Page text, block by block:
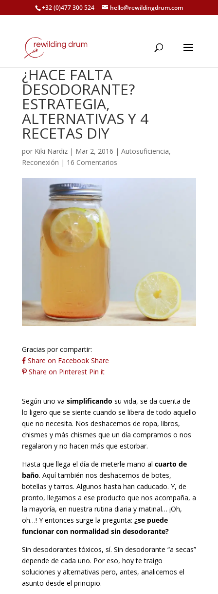
+32 (0)477 300 524 hello@rewildingdrum.com
¿HACE FALTA
DESODORANTE?
ESTRATEGIA,
ALTERNATIVAS Y 4
RECETAS DIY
por Kiki Nardiz| Mar 2, 2016 | Autosuficiencia,
Reconexión | 16 Comentarios
Gracias por compartir:
Share on Facebook Share
Share on Pinterest Pin it
Según uno va simplificando su vida, se da cuenta de
lo ligero que se siente cuando se libera de todo aquello
que no necesita. Nos deshacemos de ropa, libros,
chismes y más chismes que un día compramos o nos
regalaron y no hacen más que estorbar.
Hasta que llega el día de meterle mano al cuarto de
baño. Aquí también nos deshacemos de botes,
botellas y tarros. Algunos hasta han caducado. Y, de
pronto, llegamos a ese producto que nos acompaña, a
la mayoría, en nuestra rutina diaria y matinal… ¡Oh,
oh…! Y entonces surge la pregunta: ¿se puede
funcionar con normalidad sin desodorante?
Sin desodorantes tóxicos, sí. Sin desodorante “a secas”
depende de cada uno. Por eso, hoy te traigo
soluciones y alternativas pero, antes, analicemos el
asunto desde el principio.